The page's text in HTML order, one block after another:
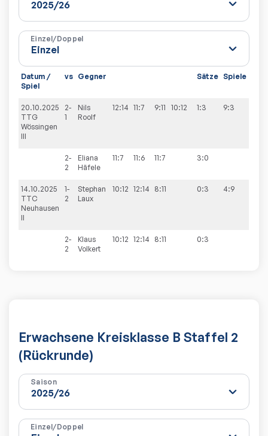
Einzel/Doppel
Datum /
Spiel
vs Gegner Sätze Spiele
20.10.2025
TTG
Wössingen
III
2-
1
Nils
Roolf
12:14 11:7 9:11 10:12 1:3 9:3
2-
2
Eliana
Häfele
11:7 11:6 11:7 3:0
14.10.2025
TTC
Neuhausen
II
1-
2
Stephan
Laux
10:12 12:14 8:11 0:3 4:9
2-
2
Klaus
Volkert
10:12 12:14 8:11 0:3
Erwachsene Kreisklasse B Staffel 2
(Rückrunde)
Saison
Einzel/Doppel